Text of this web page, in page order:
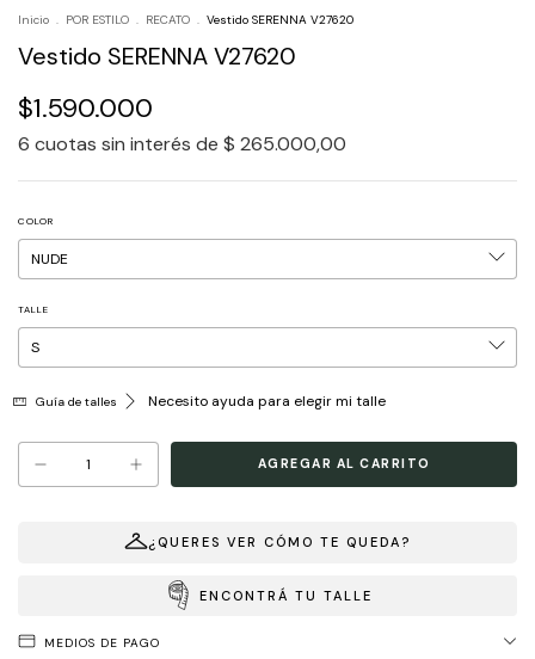
Inicio . POR ESTILO . RECATO . Vestido SERENNA V27620
Vestido SERENNA V27620
$1.590.000
6 cuotas sin interés de $ 265.000,00
COLOR
TALLE
Guía de talles Necesito ayuda para elegir mi talle
¿QUERES VER CÓMO TE QUEDA?
ENCONTRÁ TU TALLE
MEDIOS DE PAGO